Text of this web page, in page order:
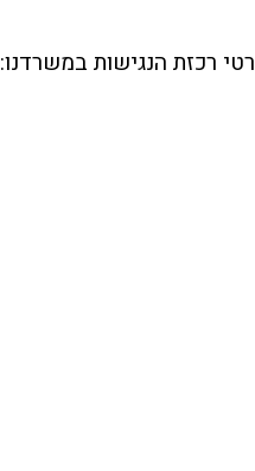
רכזת הנגישות במשרדנו: